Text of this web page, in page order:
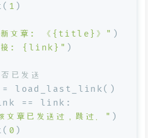
1 )
文章: 《 {title} 》" )
: {link} " )
已发送
load_last_link()
== link:
文章已发送过，跳过。" )
0 )